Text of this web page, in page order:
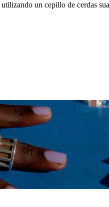
un cepillo de cerdas